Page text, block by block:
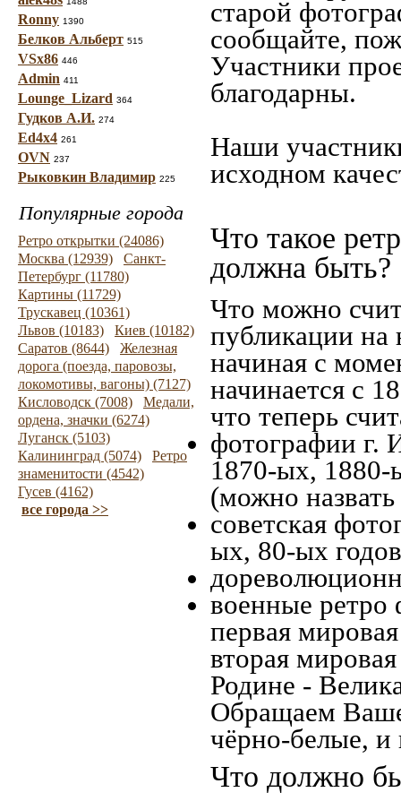
Ronny 1390
Белков Альберт 515
VSx86 446
Admin 411
Lounge_Lizard 364
Гудков А.И. 274
Ed4x4 261
OVN 237
Рыковкин Владимир 225
Популярные города
Ретро открытки (24086)
Москва (12939)
Санкт-
Петербург (11780)
Картины (11729)
Трускавец (10361)
Львов (10183)
Киев (10182)
Саратов (8644)
Железная
дорога (поезда, паровозы,
локомотивы, вагоны) (7127)
Кисловодск (7008)
Медали,
ордена, значки (6274)
Луганск (5103)
Калининград (5074)
Ретро
знаменитости (4542)
Гусев (4162)
все города >>
старой
сообщайте,
Участники
благодарны.
Наши
исходном
Что такое
должна быть?
Что можно
публикации
начиная c
начинается с
что теперь
фотографии г.
1870-ых, 1880-
(можно
советская
ых, 80-ых
военные ретро
первая
вторая
Родине -
Обращаем
чёрно-белые, и
Что должно